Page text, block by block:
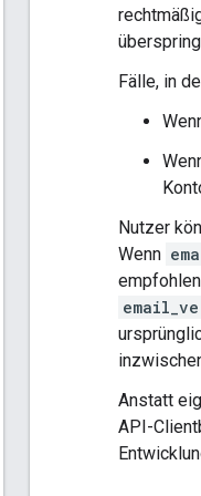
Fälle, in
Nutzer
Wenn
Anstatt
API-